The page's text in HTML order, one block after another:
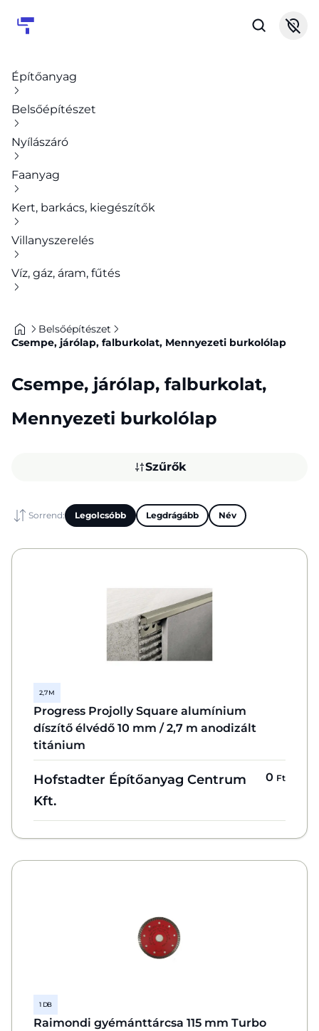
Építőanyag
Belsőépítészet
Nyílászáró
Faanyag
Kert, barkács, kiegészítők
Villanyszerelés
Víz, gáz, áram, fűtés
Belsőépítészet
Csempe, járólap, falburkolat, Mennyezeti burkolólap
Csempe, járólap, falburkolat,
Mennyezeti burkolólap
Szűrők
Sorrend: Legolcsóbb Legdrágább Név
2,7 M
Progress Projolly Square alumínium
díszítő élvédő 10 mm / 2,7 m anodizált
titánium
Hofstadter Építőanyag Centrum
Kft.
0 Ft
1 DB
Raimondi gyémánttárcsa 115 mm Turbo